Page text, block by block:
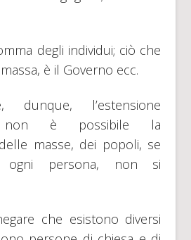
degli individui; ciò che
è il Governo ecc.
l’estensione
non è possibile la
masse, dei popoli, se
ogni persona, non si
che esistono diversi